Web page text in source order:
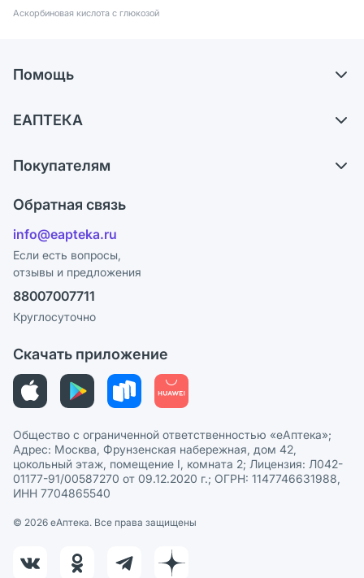
Аскорбиновая кислота с глюкозой
Помощь
Самовывоз из аптек
Ответы на вопросы
Блог
ЕАПТЕКА
Карьера
Поставщики
Лицензия
Реклама на сайте
Ваши товары на ЕАПТЕКЕ
Покупателям
Программа СберСпасибо
Политика конфиденциальности
Пользовательское соглашение
Политика рекомендаций
Этика и соответствие
Политика в отношении обработки персональных данных
Обратная связь
info@eapteka.ru
Если есть вопросы,
отзывы и предложения
88007007711
Круглосуточно
Скачать приложение
Общество с ограниченной ответственностью «еАптека»;
Адрес: Москва, Фрунзенская набережная, дом 42,
цокольный этаж, помещение I, комната 2; Лицензия: Л042-
01177-91/00587270 от 09.12.2020 г.; ОГРН: 1147746631988,
ИНН 7704865540
© 2026 eАптека. Все права защищены